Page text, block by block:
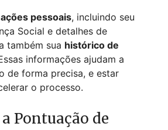
pessoais, incluindo seu
Social e detalhes de
também sua histórico de
informações ajudam a
de forma precisa, e estar
o processo.
Pontuação de